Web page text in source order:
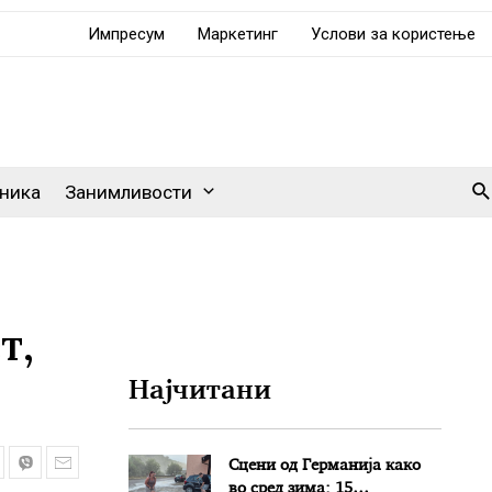
Импресум Маркетинг Услови за користење
Занимливости
Најчитани
Сцени од Германија како
во сред зима: 15